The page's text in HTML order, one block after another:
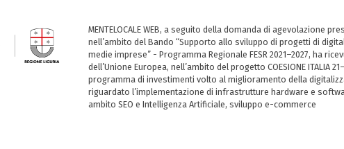
MENTELOCALE WEB, a seguito della domanda di agevolazione
nell’ambito del Bando “Supporto allo sviluppo di progetti di
medie imprese” - Programma Regionale FESR 2021–2027, ha
dell’Unione Europea, nell’ambito del progetto COESIONE ITALIA
programma di investimenti volto al miglioramento della
riguardato l’implementazione di infrastrutture hardware e
ambito SEO e Intelligenza Artificiale, sviluppo e-commerce